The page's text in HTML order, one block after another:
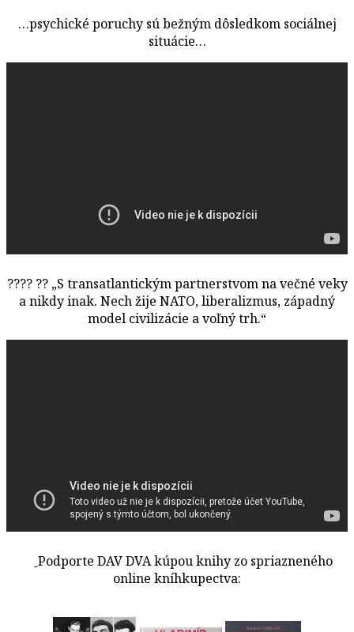
…psychické poruchy sú bežným dôsledkom sociálnej
situácie…
???? ??„S transatlantickým partnerstvom na večné veky
a nikdy inak. Nech žije NATO, liberalizmus, západný
model civilizácie a voľný trh.“
Podporte DAV DVA kúpou knihy zo spriazneného
online kníhkupectva: